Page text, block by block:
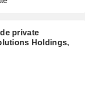
private
Holdings,